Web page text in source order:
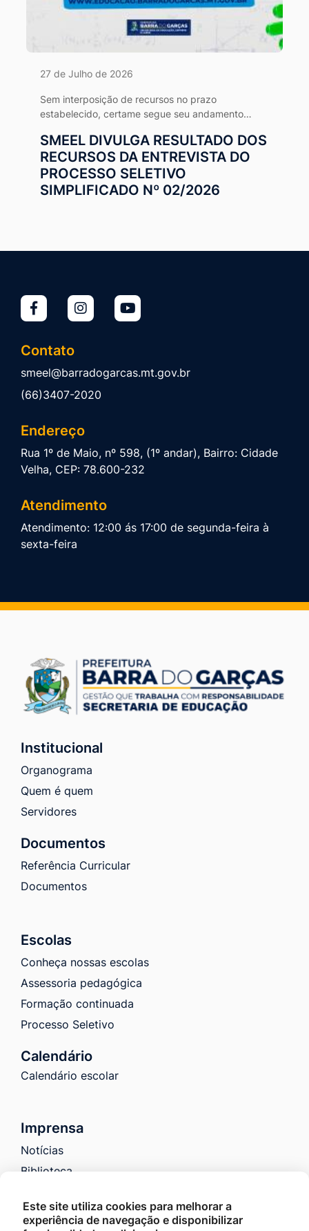
27 de Julho de 2026
Sem interposição de recursos no prazo
estabelecido, certame segue seu andamento
Organizadora.
SMEEL DIVULGA RESULTADO DOS
RECURSOS DA ENTREVISTA DO
PROCESSO SELETIVO
SIMPLIFICADO Nº 02/2026
Contato
smeel@barradogarcas.mt.gov.br
(66)3407-2020
Endereço
Rua 1º de Maio, nº 598, (1º andar), Bairro: Cidade
Velha, CEP: 78.600-232
Atendimento
Atendimento: 12:00 ás 17:00 de segunda-feira à
sexta-feira
Institucional
Organograma
Quem é quem
Servidores
Documentos
Referência Curricular
Documentos
Escolas
Conheça nossas escolas
Assessoria pedagógica
Formação continuada
Processo Seletivo
Calendário
Calendário escolar
Imprensa
Notícias
Biblioteca
Galeria de Vídeos
Este site utiliza cookies para melhorar a
experiência de navegação e disponibilizar